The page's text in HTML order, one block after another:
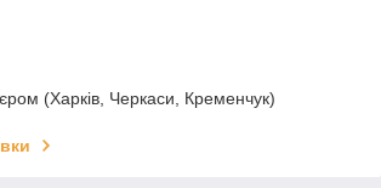
(Харків, Черкаси, Кременчук)